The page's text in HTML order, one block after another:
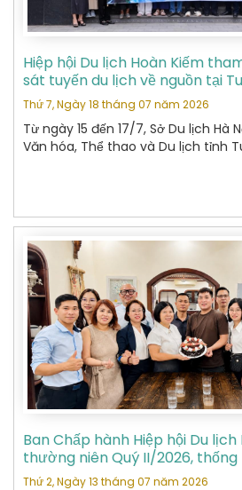
Hiệp hội Du lịch Hoàn Kiếm
sát tuyến du lịch về nguồn tại
Thứ 7, Ngày 18 tháng 07 năm 2026
Từ ngày 15 đến 17/7, Sở Du lịch Hà
Văn hóa, Thể thao và Du lịch tỉnh
chương trình khảo sát, xây dựng
Ban Chấp hành Hiệp hội Du
thường niên Quý II/2026,
vụ trọng tâm
Thứ 2, Ngày 13 tháng 07 năm 2026